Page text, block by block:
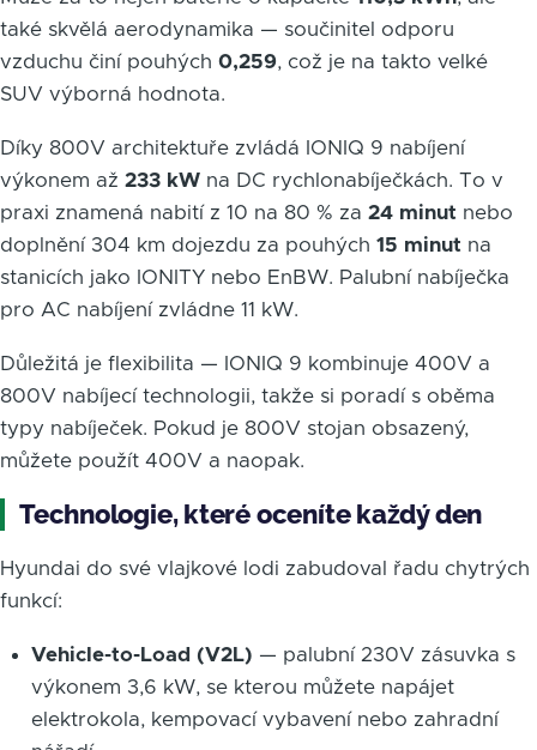
také skvělá aerodynamika — součinitel odporu
vzduchu činí pouhých 0,259, což je na takto velké
SUV výborná hodnota.
Díky 800V architektuře zvládá IONIQ 9 nabíjení
výkonem až 233 kW na DC rychlonabíječkách. To v
praxi znamená nabití z 10 na 80 % za 24 minut nebo
doplnění 304 km dojezdu za pouhých 15 minut na
stanicích jako IONITY nebo EnBW. Palubní nabíječka
pro AC nabíjení zvládne 11 kW.
Důležitá je flexibilita — IONIQ 9 kombinuje 400V a
800V nabíjecí technologii, takže si poradí s oběma
typy nabíječek. Pokud je 800V stojan obsazený,
můžete použít 400V a naopak.
Technologie, které oceníte každý den
Hyundai do své vlajkové lodi zabudoval řadu chytrých
funkcí:
Vehicle-to-Load (V2L) — palubní 230V zásuvka s
výkonem 3,6 kW, se kterou můžete napájet
elektrokola, kempovací vybavení nebo zahradní